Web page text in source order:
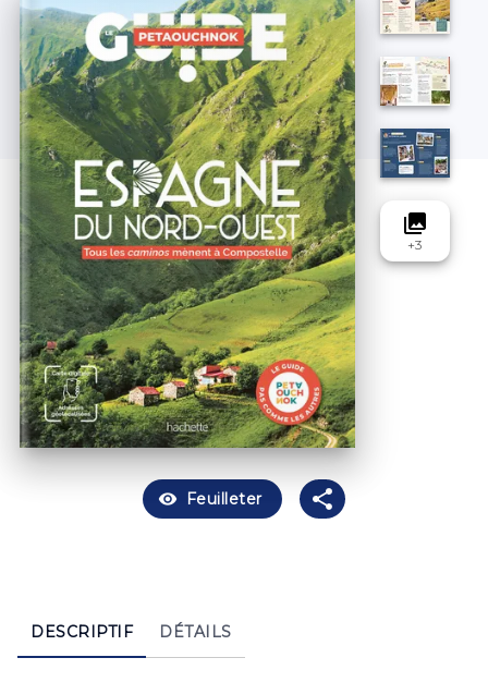
visibility Feuilleter
collections
+3
DESCRIPTIF DÉTAILS